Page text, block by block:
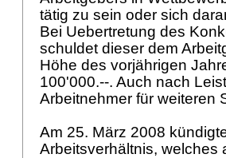
tätig zu sein oder sich
Bei Uebertretung des
schuldet dieser dem
Höhe des vorjährigen
100'000.--. Auch nach
Arbeitnehmer für weiteren
Am 25. März 2008
Arbeitsverhältnis,